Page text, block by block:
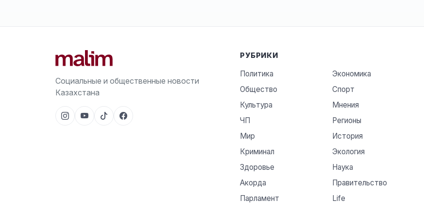
Социальные и общественные новости
Казахстана
РУБРИКИ
Политика
Экономика
Общество
Спорт
Культура
Мнения
ЧП
Регионы
Мир
История
Криминал
Экология
Здоровье
Наука
Акорда
Правительство
Парламент
Life